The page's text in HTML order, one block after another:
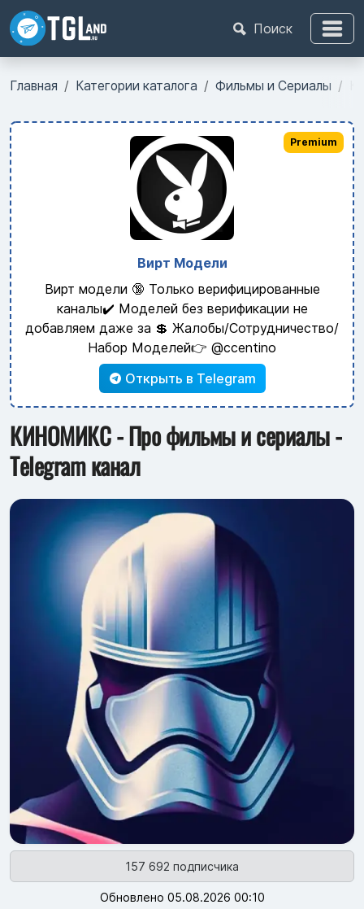
Поиск
Главная Категории каталога Фильмы и Сериалы
Вирт Модели
Вирт модели 🔞 Только верифицированные
каналы✔️ Моделей без верификации не
добавляем даже за 💲 Жалобы/Сотрудничество/
Набор Моделей👉 @ccentino
Открыть в Telegram
Premium
КИНОМИКС - Про фильмы и сериалы -
Telegram канал
157 692 подписчика
Обновлено 05.08.2026 00:10